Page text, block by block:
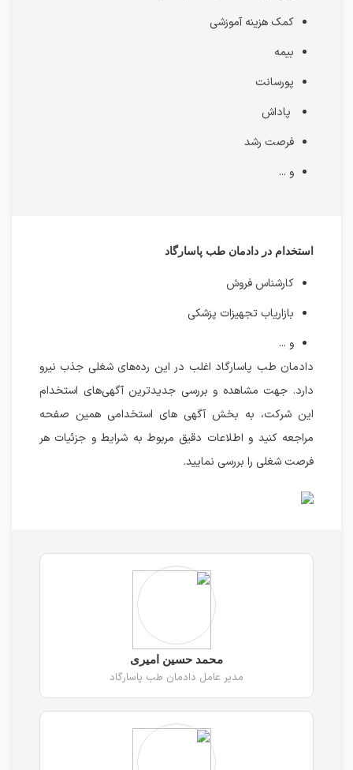
کمک هزینه آموزشی
بیمه
پورسانت
پاداش
فرصت رشد
و ...
استخدام در دادمان طب پاسارگاد
کارشناس فروش
بازاریاب تجهیزات پزشکی
و ...
دادمان طب پاسارگاد اغلب در این رده‌های شغلی جذب نیرو
دارد. جهت مشاهده و بررسی جدیدترین آگهی‌های استخدام
این شرکت، به بخش آگهی های استخدامی همین صفحه
مراجعه کنید و اطلاعات دقیق مربوط به شرایط و جزئیات هر
فرصت شغلی را بررسی نمایید.
محمد حسین امیری
مدیر عامل دادمان طب پاسارگاد